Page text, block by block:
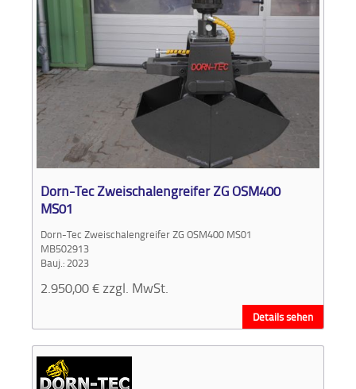
Dorn-Tec Zweischalengreifer ZG OSM400
MS01
Dorn-Tec Zweischalengreifer ZG OSM400 MS01
MB502913
Bauj.: 2023
2.950,00€ zzgl. MwSt.
Details sehen